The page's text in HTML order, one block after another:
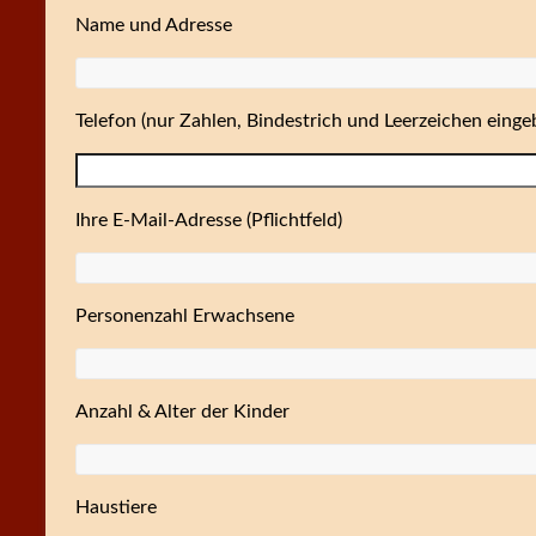
Name und Adresse
Telefon (nur Zahlen, Bindestrich und Leerzeichen
Ihre E-Mail-Adresse (Pflichtfeld)
Personenzahl Erwachsene
Anzahl & Alter der Kinder
Haustiere